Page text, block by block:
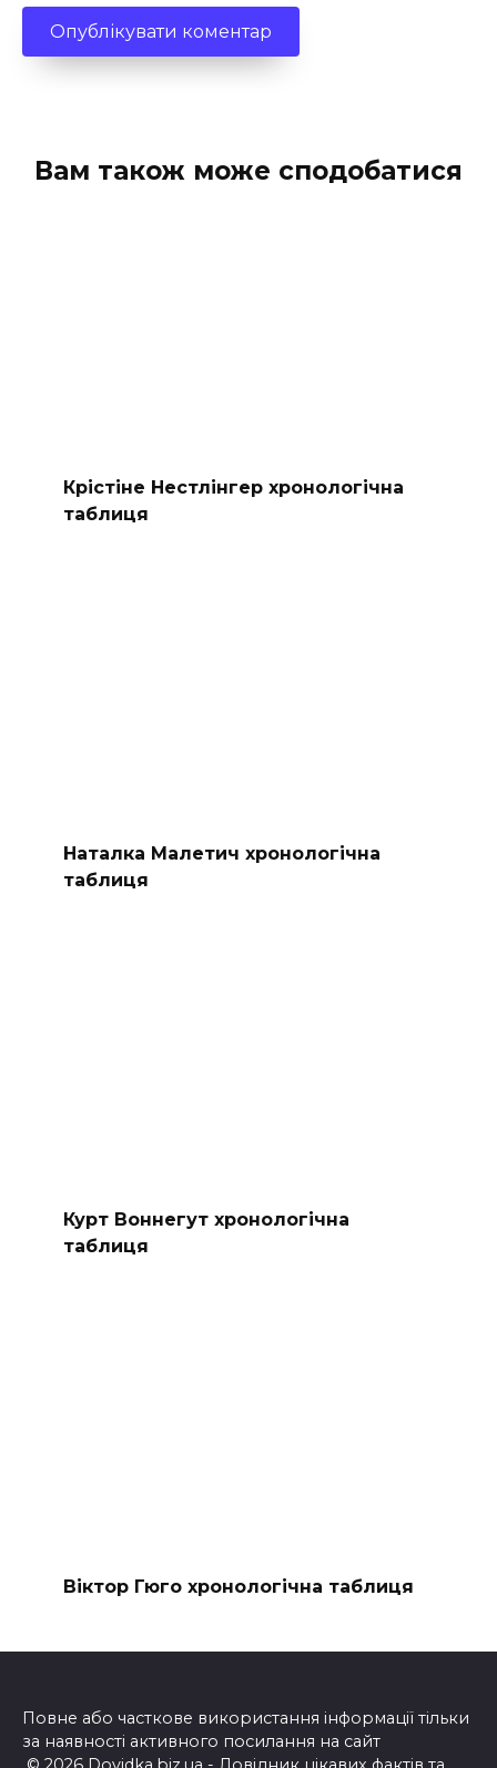
Вам також може сподобатися
Крістіне Нестлінгер хронологічна
таблиця
Наталка Малетич хронологічна
таблиця
Курт Воннегут хронологічна
таблиця
Віктор Гюго хронологічна таблиця
Повне або часткове використання інформації тільки
за наявності активного посилання на сайт